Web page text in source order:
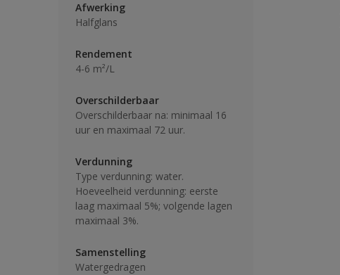
Afwerking
Halfglans
Rendement
4-6 m²/L
Overschilderbaar
Overschilderbaar na: minimaal 16
uur en maximaal 72 uur.
Verdunning
Type verdunning: water.
Hoeveelheid verdunning: eerste
laag maximaal 5%; volgende lagen
maximaal 3%.
Samenstelling
Watergedragen